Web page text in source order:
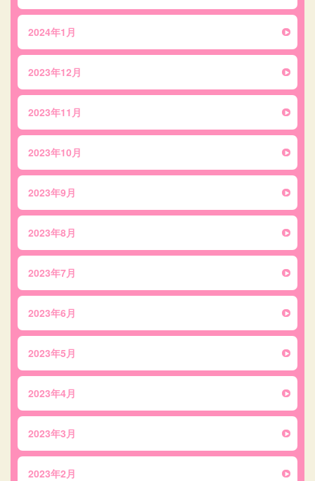
2024年1月
2023年12月
2023年11月
2023年10月
2023年9月
2023年8月
2023年7月
2023年6月
2023年5月
2023年4月
2023年3月
2023年2月